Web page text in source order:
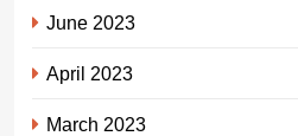
June 2023
April 2023
March 2023